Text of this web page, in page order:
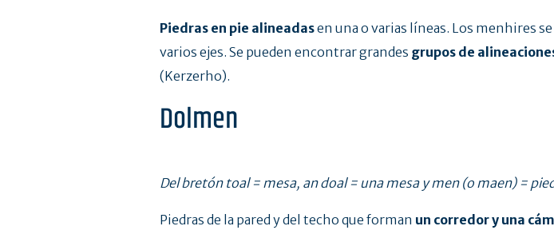
Piedras en pie alineadasen una o varias líneas. Los menhires
varios ejes. Se pueden encontrar grandes grupos de
(Kerzerho).
Dolmen
Del bretón toal = mesa, an doal = una mesa y men (o maen) =
Piedras de la pared y del techo que forman un corredor y una